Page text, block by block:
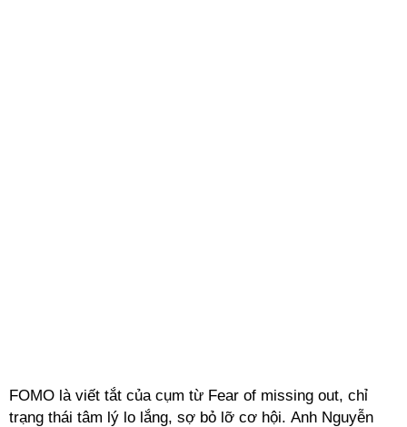
FOMO là viết tắt của cụm từ Fear of missing out, chỉ
trạng thái tâm lý lo lắng, sợ bỏ lỡ cơ hội. Anh Nguyễn